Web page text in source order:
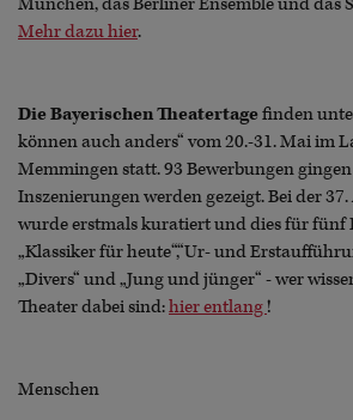
München, das Berliner Ensemble und das
Mehr dazu hier.
Die Bayerischen Theatertagefinden
können auch anders“ vom 20.-31. Mai im
Memmingen statt. 93 Bewerbungen gingen
Inszenierungen werden gezeigt. Bei der 37.
wurde erstmals kuratiert und dies für fünf
„Klassiker für heute“,“Ur- und
„Divers“ und „Jung und jünger“ - wer
Theater dabei sind:hier entlang !
Menschen